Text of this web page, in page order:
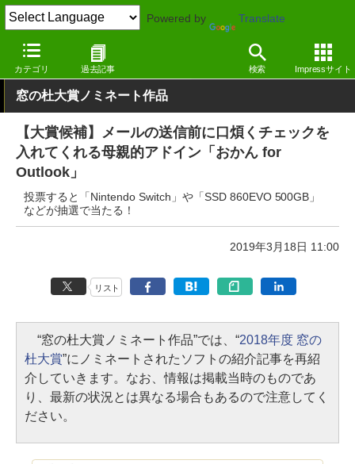
Powered by Translate
カテゴリ 過去記事 検索 Impressサイト
窓の杜 その他の話題
窓の杜大賞ノミネート作品
【大賞候補】メールの送信前に口煩くチェックを
入れてくれる母親的アドイン「おかん for
Outlook」
投票すると「Nintendo Switch」や「SSD 860EVO 500GB」
などが抽選で当たる！
2019年3月18日 11:00
リスト
“窓の杜大賞ノミネート作品”では、“2018年度 窓の
杜大賞”にノミネートされたソフトの紹介記事を再紹
介していきます。なお、情報は掲載当時のものであ
り、最新の状況とは異なる場合もあるので注意してく
ださい。